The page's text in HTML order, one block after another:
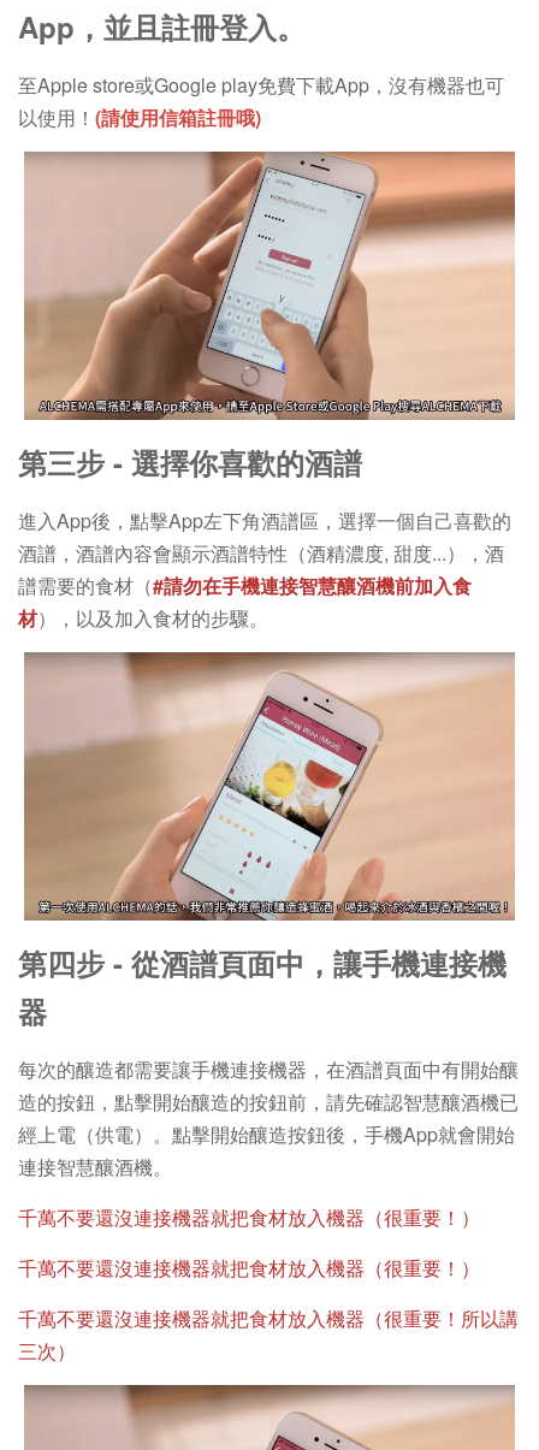
App，並且註冊登入。
至Apple store或Google play免費下載App，沒有機器也可
以使用！ (請使用信箱註冊哦)
第三步 - 選擇你喜歡的酒譜
進入App後，點擊App左下角酒譜區，選擇一個自己喜歡的
酒譜，酒譜內容會顯示酒譜特性（酒精濃度, 甜度...），酒
譜需要的食材（#請勿在手機連接智慧釀酒機前加入食
材），以及加入食材的步驟。
第四步 - 從酒譜頁面中，讓手機連接機
器
每次的釀造都需要讓手機連接機器，在酒譜頁面中有開始釀
造的按鈕，點擊開始釀造的按鈕前，請先確認智慧釀酒機已
經上電（供電）。點擊開始釀造按鈕後，手機App就會開始
連接智慧釀酒機。
千萬不要還沒連接機器就把食材放入機器（很重要！）
千萬不要還沒連接機器就把食材放入機器（很重要！）
千萬不要還沒連接機器就把食材放入機器（很重要！所以講
三次）